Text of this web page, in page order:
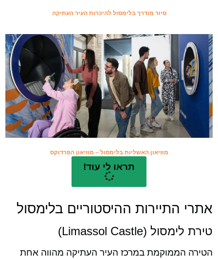
סיור מודרך בלימסול להיכרות העיר העתיקה
מוזיאון האשליות בלימסול – מוזיאון הפרדוקס
תראו לי עוד!
אתרי התיירות ההיסטוריים בלימסול
טירת לימסול (Limassol Castle)
הטירה הממוקמת במרכז העיר העתיקה מהווה אחת